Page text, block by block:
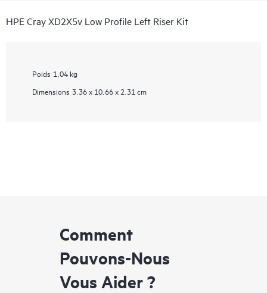
HPE Cray XD2X5v Low Profile Left Riser Kit
Poids 1,04 kg
Dimensions 3.36 x 10.66 x 2.31 cm
Comment
Pouvons-Nous
Vous Aider ?